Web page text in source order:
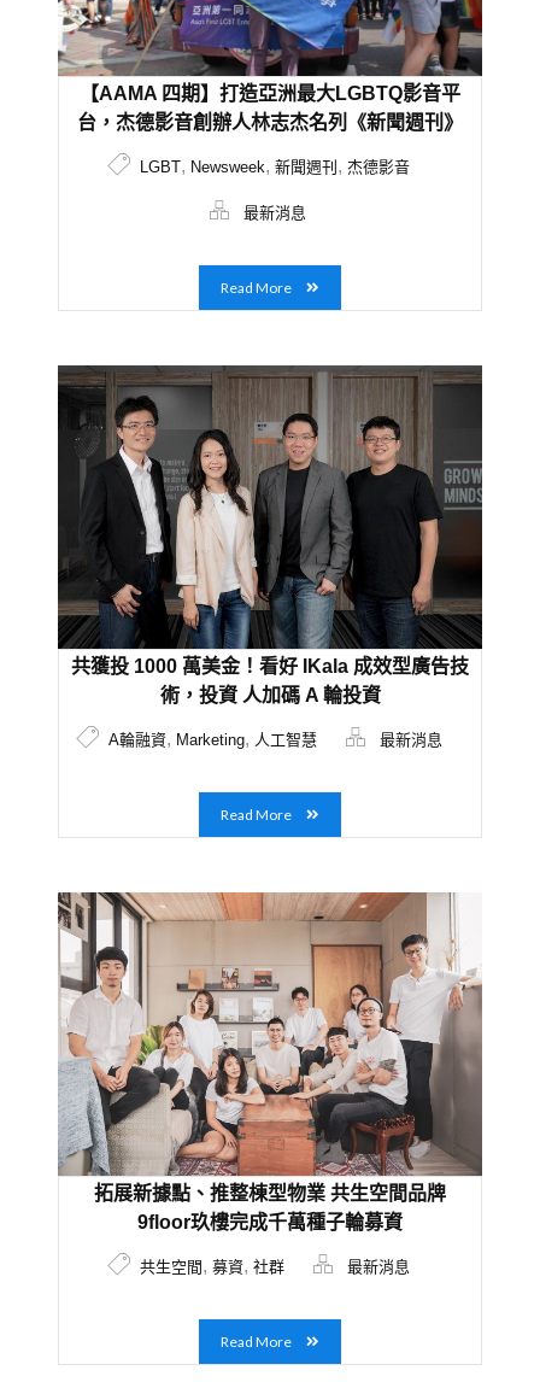
【AAMA 四期】打造亞洲最大LGBTQ影音平
台，杰德影音創辦人林志杰名列《新聞週刊》
LGBT, Newsweek, 新聞週刊, 杰德影音
最新消息
Read More
共獲投 1000 萬美金！看好 IKala 成效型廣告技
術，投資 人加碼 A 輪投資
A輪融資, Marketing, 人工智慧 最新消息
Read More
拓展新據點、推整棟型物業 共生空間品牌
9floor玖樓完成千萬種子輪募資
共生空間, 募資, 社群 最新消息
Read More